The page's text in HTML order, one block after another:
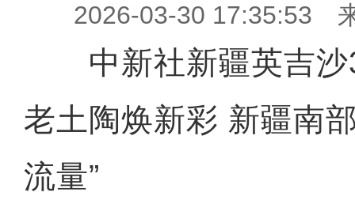
2026-03-30 17:35:53
中新社新疆英吉沙
老土陶焕新彩 新疆南
流量”